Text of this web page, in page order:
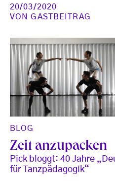
20/03/2020
VONGASTBEITRAG
BLOG
Zeit anzupacken
Pick bloggt: 40 Jahre
für Tanzpädagogik“